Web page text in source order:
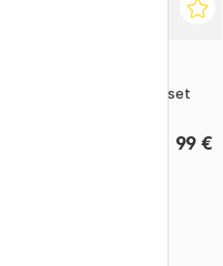
New Colours 3-set
99 €